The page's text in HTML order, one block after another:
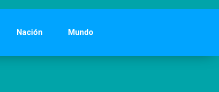
Nación Mundo